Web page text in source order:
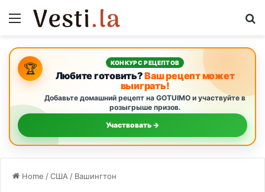
Menu
🏆 КОНКУРС РЕЦЕПТОВ
Любите готовить?Ваш рецепт может
выиграть!
Добавьте домашний рецепт на GOTUIMO и участвуйте в
розыгрыше призов.
Участвовать →
Home /США / Вашингтон